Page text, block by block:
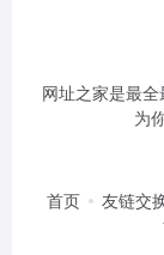
网址之家是最
为
首页 友链交